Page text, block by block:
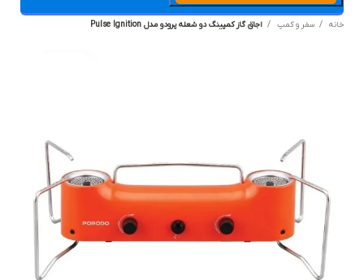
سفر و کمپ اجاق گاز کمپینگ دو شعله پرودو مدل Pulse Ignition